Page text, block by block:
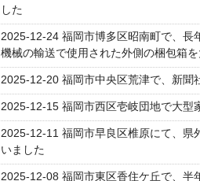
した
2025-12-24 福岡市博多区昭南町で、長
機械の輸送で使用された外側の梱包箱
2025-12-20 福岡市中央区荒津で、新聞
2025-12-15 福岡市西区壱岐団地で大型
2025-12-11 福岡市早良区椎原にて、県
いました
2025-12-08 福岡市東区香住ケ丘で、半